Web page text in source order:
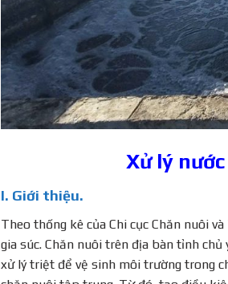
Xử lý
I. Giới thiệu.
Theo thống kê của Chi cục Chăn nuôi
gia súc. Chăn nuôi trên địa bàn tỉnh
xử lý triệt để vệ sinh môi trường trong